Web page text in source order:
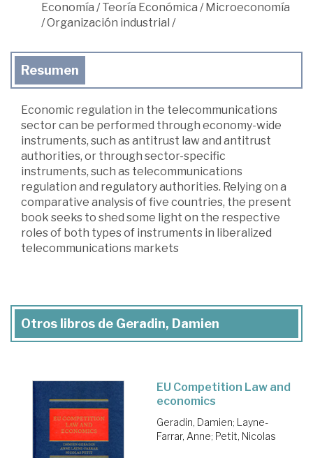
Economía /Teoría Económica /Microeconomía
/Organización industrial /
Resumen
Economic regulation in the telecommunications
sector can be performed through economy-wide
instruments, such as antitrust law and antitrust
authorities, or through sector-specific
instruments, such as telecommunications
regulation and regulatory authorities. Relying on a
comparative analysis of five countries, the present
book seeks to shed some light on the respective
roles of both types of instruments in liberalized
telecommunications markets
Otros libros de Geradin, Damien
EU Competition Law and
economics
Geradin, Damien; Layne-
Farrar, Anne; Petit, Nicolas